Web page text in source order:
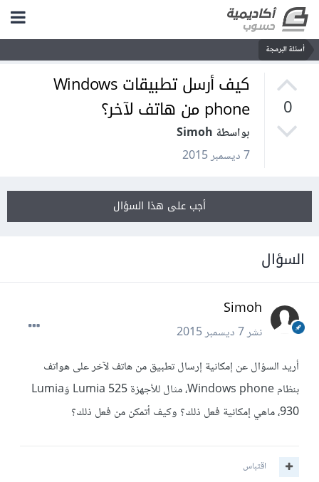
أسئلة البرمجة
0
كيف أرسل تطبيقات Windows
phone من هاتف لآخر؟
بواسطة Simoh
7 ديسمبر 2015
أجب على هذا السؤال
السؤال
Simoh
نشر7 ديسمبر 2015
أريد السؤال عن إمكانية إرسال تطبيق من هاتف لآخر على هواتف
بنظام Windows phone، مثال للأجهزة Lumia 525 وَLumia
930، ماهي إمكانية فعل ذلك؟ وكيف أتمكن من فعل ذلك؟
اقتباس